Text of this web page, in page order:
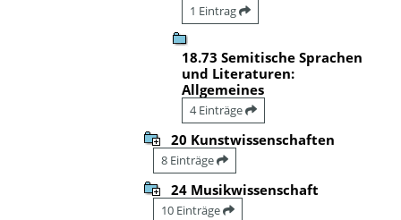
1 Eintrag
18.73 Semitische Sprachen
und Literaturen:
Allgemeines
4 Einträge
20 Kunstwissenschaften
8 Einträge
24 Musikwissenschaft
10 Einträge